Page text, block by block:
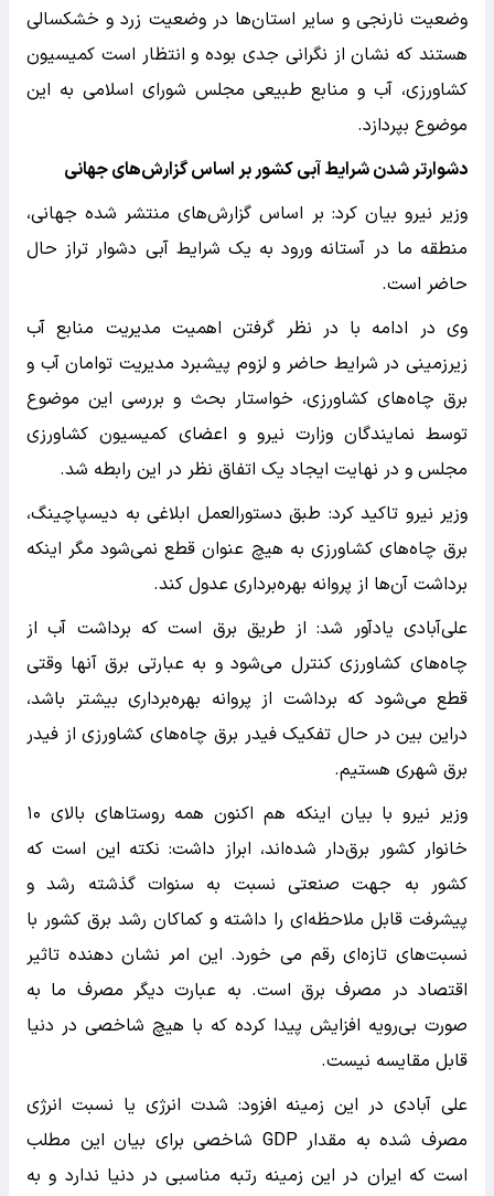
وضعیت نارنجی و سایر استان‌ها در وضعیت زرد و خشکسالی
هستند که نشان از نگرانی جدی بوده و انتظار است کمیسیون
کشاورزی، آب و منابع طبیعی مجلس شورای اسلامی به این
موضوع بپردازد.
دشوارتر شدن شرایط آبی کشور بر اساس گزارش‌های جهانی
وزیر نیرو بیان کرد: بر اساس گزارش‌های منتشر شده جهانی،
منطقه ما در آستانه ورود به یک شرایط آبی دشوار تراز حال
حاضر است.
وی در ادامه با در نظر گرفتن اهمیت مدیریت منابع آب
زیرزمینی در شرایط حاضر و لزوم پیشبرد مدیریت توامان آب و
برق چاه‌های کشاورزی، خواستار بحث و بررسی این موضوع
توسط نمایندگان وزارت نیرو و اعضای کمیسیون کشاورزی
مجلس و در نهایت ایجاد یک اتفاق نظر در این رابطه شد.
وزیر نیرو تاکید کرد: طبق دستورالعمل ابلاغی به دیسپاچینگ،
برق چاه‌های کشاورزی به هیچ عنوان قطع نمی‌شود مگر اینکه
برداشت آن‌ها از پروانه بهره‌برداری عدول کند.
علی‌آبادی یادآور شد: از طریق برق است که برداشت آب از
چاه‌های کشاورزی کنترل می‌شود و به عبارتی برق آنها وقتی
قطع می‌شود که برداشت از پروانه بهره‌برداری بیشتر باشد،
دراین بین در حال تفکیک فیدر برق چاه‌های کشاورزی از فیدر
برق شهری هستیم.
وزیر نیرو با بیان اینکه هم اکنون همه روستاهای بالای ۱۰
خانوار کشور برق‌دار شده‌اند، ابراز داشت: نکته این است که
کشور به جهت صنعتی نسبت به سنوات گذشته رشد و
پیشرفت قابل ملاحظه‌ای را داشته و کماکان رشد برق کشور با
نسبت‌های تازه‌ای رقم می خورد. این امر نشان دهنده تاثیر
اقتصاد در مصرف برق است. به عبارت دیگر مصرف ما به
صورت بی‌رویه افزایش پیدا کرده که با هیچ شاخصی در دنیا
قابل مقایسه نیست.
علی آبادی در این زمینه افزود: شدت انرژی یا نسبت انرژی
مصرف شده به مقدار GDP شاخصی برای بیان این مطلب
است که ایران در این زمینه رتبه مناسبی در دنیا ندارد و به